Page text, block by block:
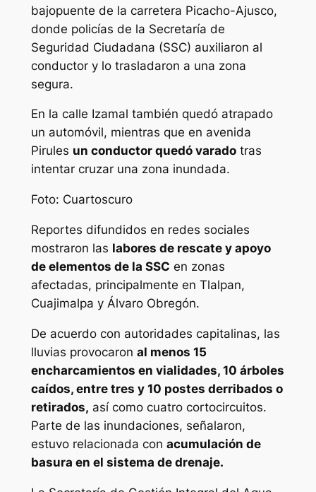
bajopuente de la carretera Picacho-Ajusco,
donde policías de la Secretaría de
Seguridad Ciudadana (SSC) auxiliaron al
conductor y lo trasladaron a una zona
segura.
En la calle Izamal también quedó atrapado
un automóvil, mientras que en avenida
Pirules un conductor quedó varadotras
intentar cruzar una zona inundada.
Foto: Cuartoscuro
Reportes difundidos en redes sociales
mostraron las labores de rescate y apoyo
de elementos de la SSC en zonas
afectadas, principalmente en Tlalpan,
Cuajimalpa y Álvaro Obregón.
De acuerdo con autoridades capitalinas, las
lluvias provocaron al menos 15
encharcamientos en vialidades, 10 árboles
caídos, entre tres y 10 postes derribados o
retirados, así como cuatro cortocircuitos.
Parte de las inundaciones, señalaron,
estuvo relacionada con acumulación de
basura en el sistema de drenaje.